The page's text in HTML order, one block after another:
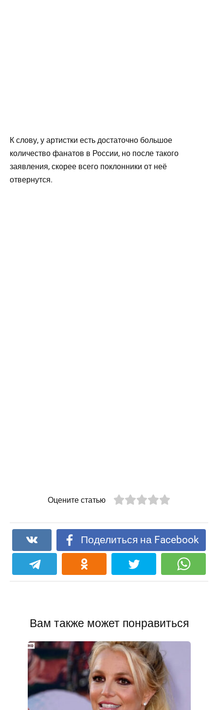
К слову, у артистки есть достаточно большое
количество фанатов в России, но после такого
заявления, скорее всего поклонники от неё
отвернутся.
Оцените статью
Поделиться на Facebook
Вам также может понравиться